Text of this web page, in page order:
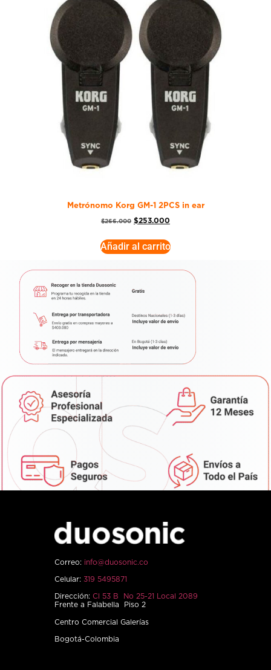
Metrónomo Korg GM-1 2PCS in ear
$266.000 $253.000
Añadir al carrito
Correo: info@duosonic.co
Celular: 319 5495871
Dirección: Cl 53 B No 25-21 Local 2089
Frente a Falabella Piso 2
Centro Comercial Galerías
Bogotá-Colombia